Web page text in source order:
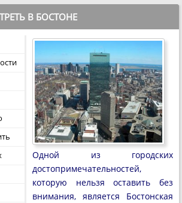
В БОСТОНЕ
Одной из городских
достопримечательностей,
которую нельзя оставить без
внимания, является Бостонская